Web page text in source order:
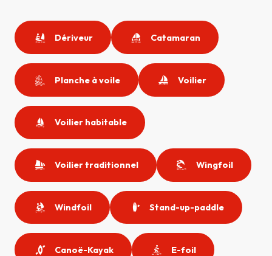
Dériveur Catamaran
Planche à voile Voilier
Voilier habitable
Voilier traditionnel Wingfoil
Windfoil Stand-up-paddle
Canoë-Kayak E-foil